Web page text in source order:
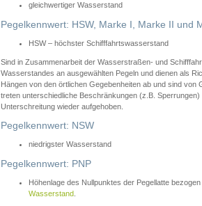
gleichwertiger Wasserstand
Pegelkennwert: HSW, Marke I, Marke II und
HSW – höchster Schifffahrtswasserstand
Sind in Zusammenarbeit der Wasserstraßen- und
Wasserstandes an ausgewählten Pegeln und dienen als
Hängen von den örtlichen Gegebenheiten ab und sind
treten unterschiedliche Beschränkungen (z.B.
Unterschreitung wieder aufgehoben.
Pegelkennwert: NSW
niedrigster Wasserstand
Pegelkennwert: PNP
Höhenlage des Nullpunktes der Pegellatte
Wasserstand